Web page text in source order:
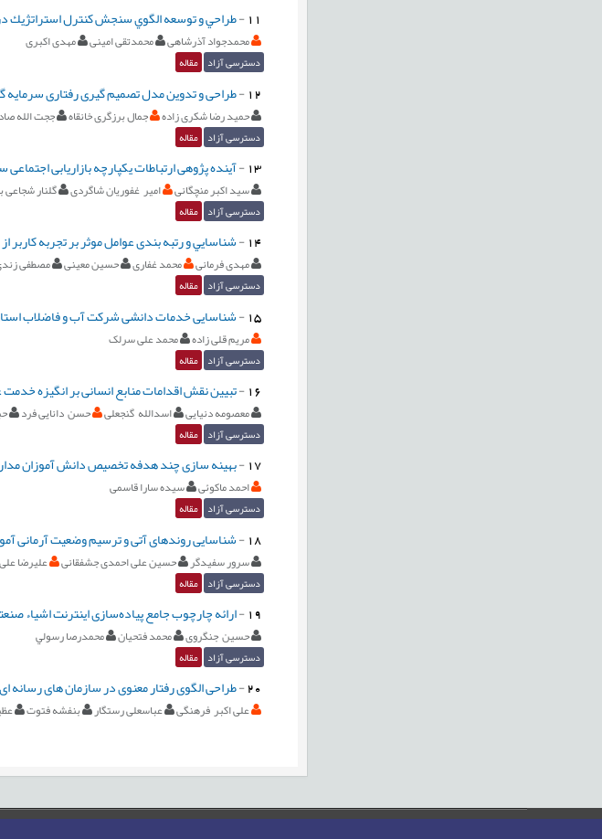
11
-طراحي و توسعه الگوي سنجش كنترل استراتژيك
محمدجواد آذرشاهی محمدتقی امینی مهدی اکبری
دسترسی آزاد مقاله
12
-طراحی و تدوین مدل تصمیم گیری رفتاری سرمایه
حمید رضا شکری زاده جمال برزگری خانقاه ججت الله
دسترسی آزاد مقاله
13
-آینده پژوهی ارتباطات یکپارچه بازاریابی
سید اکبر منچگانی امیر غفوریان شاگردی گلنار شجاعی
دسترسی آزاد مقاله
14
-شناسايي و رتبه بندی عوامل موثر بر تجربه
مهدی فرمانی محمد غفاری حسین معینی مصطفی
دسترسی آزاد مقاله
15
-شناسایی خدمات دانشی شرکت آب و فاضلاب
مریم قلی زاده محمد علی سرلک
دسترسی آزاد مقاله
16
-تبیین نقش اقدامات منابع انسانی بر انگیزه
معصومه دنیایی اسدالله گنجعلی حسن دانایی فرد
دسترسی آزاد مقاله
17
-بهینه سازی چند هدفه تخصیص دانش آموزان
احمد ماکوئی سیده سارا قاسمی
دسترسی آزاد مقاله
18
-شناسایی روندهای آتی و ترسیم وضعیت آرمانی
سرور سفیدگر حسین علی احمدی جشفقانی علیرضا
دسترسی آزاد مقاله
19
-ارائه چارچوب جامع پیاده‌سازی اینترنت اشیاء
حسین جنگروی محمد فتحیان محمدرصا رسولي
دسترسی آزاد مقاله
20
-طراحی الگوی رفتار معنوی در سازمان های رسانه ای
علی اکبر فرهنگی عباسعلی رستگار بنفشه فتوت